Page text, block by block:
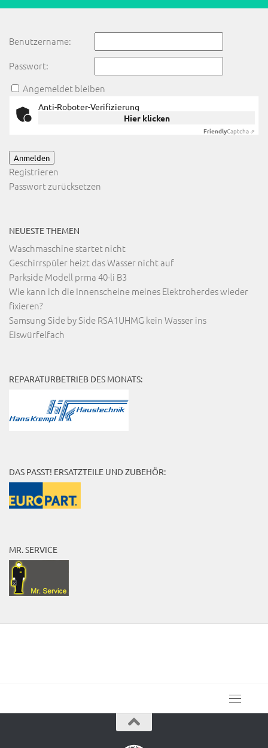
Benutzername:
Passwort:
Angemeldet bleiben
Anti-Roboter-Verifizierung
Hier klicken
FriendlyCaptcha ⇗
Anmelden
Registrieren
Passwort zurücksetzen
NEUESTE THEMEN
Waschmaschine startet nicht
Geschirrspüler heizt das Wasser nicht auf
Parkside Modell prma 40-li B3
Wie kann ich die Innenscheine meines Elektroherdes wieder
fixieren?
Samsung Side by Side RSA1UHMG kein Wasser ins
Eiswürfelfach
REPARATURBETRIEB DES MONATS:
DAS PASST! ERSATZTEILE UND ZUBEHÖR:
MR. SERVICE